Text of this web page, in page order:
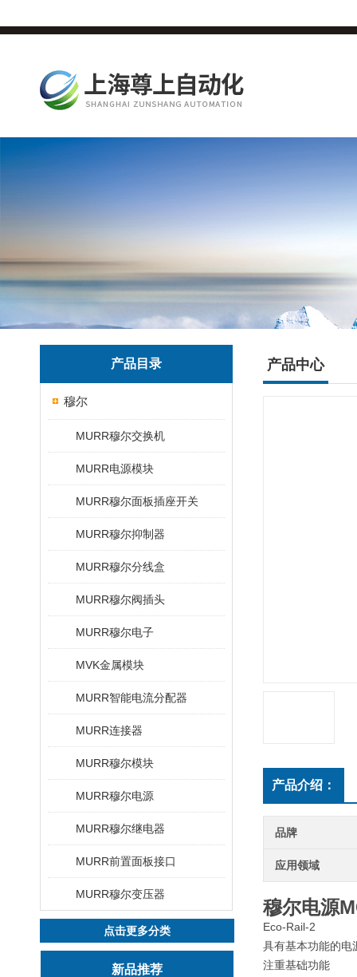
产品目录
穆尔
MURR穆尔交换机
MURR电源模块
MURR穆尔面板插座开关
MURR穆尔抑制器
MURR穆尔分线盒
MURR穆尔阀插头
MURR穆尔电子
MVK金属模块
MURR智能电流分配器
MURR连接器
MURR穆尔模块
MURR穆尔电源
MURR穆尔继电器
MURR前置面板接口
MURR穆尔变压器
点击更多分类
新品推荐
产品中心
产品介绍：
品牌
应用领域
穆尔电源
Eco-Rail-2
具有基本功能的电
注重基础功能